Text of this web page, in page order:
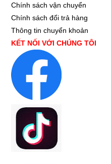
Chính sách vận chuyển
Chính sách đổi trả hàng
Thông tin chuyển khoản
KẾT NỐI VỚI CHÚNG TÔI